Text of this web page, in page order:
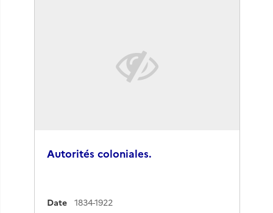
Autorités coloniales.
Date
1834-1922